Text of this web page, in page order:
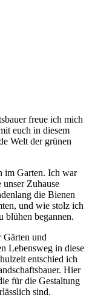
freue ich mich
euch in diesem
Welt der grünen
im Garten. Ich war
Zuhause
die Bienen
und wie stolz ich
blühen begannen.
Gärten und
Lebensweg in diese
entschied ich
Hier
für die Gestaltung
sind.